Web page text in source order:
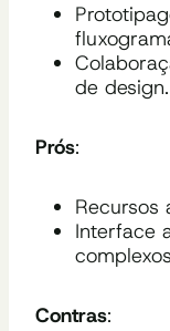
de design.
Prós:
Recursos
Interface
Contras: